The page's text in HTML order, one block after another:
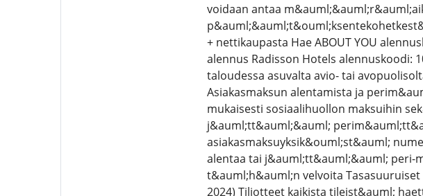
voidaan antaa
+ nettikaupasta Hae ABOUT YOU
alennus Radisson Hotels alennuskoodi:
taloudessa asuvalta avio- tai
Asiakasmaksun alentamista ja
mukaisesti sosiaalihuollon maksuihin
j&auml;tt&auml;&auml;
asiakasmaksuyksik&ouml;st&auml;
alentaa tai j&auml;tt&auml;&auml; peri-
t&auml;h&auml;n velvoita
2024) Tiliotteet kaikista tileist&auml;